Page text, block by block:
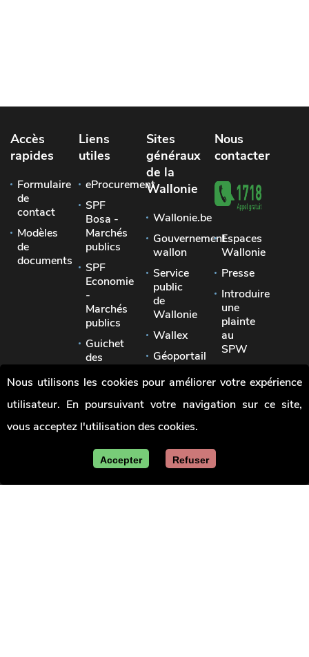
Accès
rapides
Formulaire
de
contact
Modèles
de
documents
Liens
utiles
eProcurement
SPF
Bosa -
Marchés
publics
SPF
Economie
-
Marchés
publics
Guichet
des
locaux
Union
des
villes
et
communes
Wallonie
Sites
généraux
de la
Wallonie
Wallonie.be
Gouvernement
wallon
Service
public
de
Wallonie
Wallex
Géoportail
Jobs
Nous
contacter
Espaces
Wallonie
Presse
Introduire
une
plainte
au
SPW
une
irrégularité
Nous utilisons les cookies pour améliorer votre expérience
utilisateur. En poursuivant votre navigation sur ce site,
vous acceptez l'utilisation des cookies.
Accepter Refuser